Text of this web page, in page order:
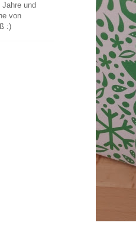
und
von
:)